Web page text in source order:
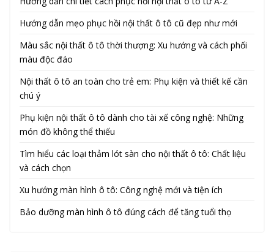
Hướng dẫn mẹo phục hồi nội thất ô tô cũ đẹp như mới
Màu sắc nội thất ô tô thời thượng: Xu hướng và cách phối
màu độc đáo
Nội thất ô tô an toàn cho trẻ em: Phụ kiện và thiết kế cần
chú ý
Phụ kiện nội thất ô tô dành cho tài xế công nghệ: Những
món đồ không thể thiếu
Tìm hiểu các loại thảm lót sàn cho nội thất ô tô: Chất liệu
và cách chọn
Xu hướng màn hình ô tô: Công nghệ mới và tiện ích
Bảo dưỡng màn hình ô tô đúng cách để tăng tuổi thọ